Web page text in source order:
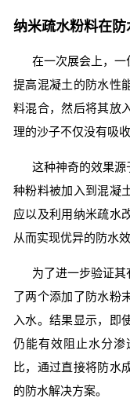
纳米疏水粉料在
在一次展会上，一
提高混凝土的防水性
料混合，然后将其放
理的沙子不仅没有吸
这种神奇的效果源
种粉料被加入到混凝
应以及利用纳米疏水
从而实现优异的防水效
为了进一步验证其
了两个添加了防水粉
入水。结果显示，即
仍能有效阻止水分渗
比，通过直接将防水
的防水解决方案。